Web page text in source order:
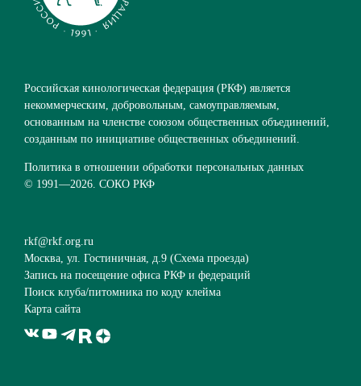
Российская кинологическая федерация (РКФ) является
некоммерческим, добровольным, самоуправляемым,
основанным на членстве союзом общественных объединений,
созданным по инициативе общественных объединений.
Политика в отношении обработки персональных данных
© 1991—2026. СОКО РКФ
rkf@rkf.org.ru
Москва, ул. Гостиничная, д.9 (Схема проезда)
Запись на посещение офиса РКФ и федераций
Поиск клуба/питомника по коду клейма
Карта сайта